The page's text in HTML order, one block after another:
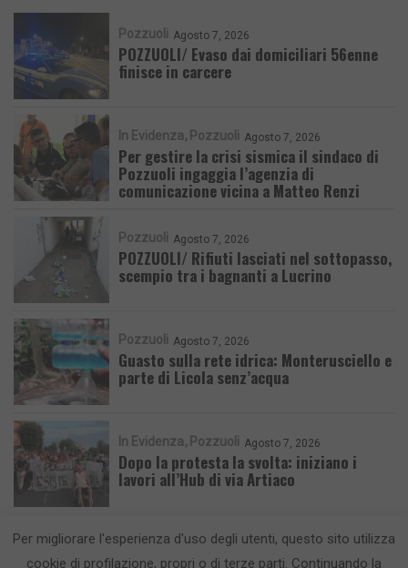
Pozzuoli Agosto 7, 2026
POZZUOLI/ Evaso dai domiciliari 56enne
finisce in carcere
In Evidenza Pozzuoli Agosto 7, 2026
Per gestire la crisi sismica il sindaco di
Pozzuoli ingaggia l’agenzia di
comunicazione vicina a Matteo Renzi
Pozzuoli Agosto 7, 2026
POZZUOLI/ Rifiuti lasciati nel sottopasso,
scempio tra i bagnanti a Lucrino
Pozzuoli Agosto 7, 2026
Guasto sulla rete idrica: Monterusciello e
parte di Licola senz’acqua
In Evidenza Pozzuoli Agosto 7, 2026
Dopo la protesta la svolta: iniziano i
lavori all’Hub di via Artiaco
Per migliorare l'esperienza d'uso degli utenti, questo sito utilizza
cookie di profilazione, propri o di terze parti. Continuando la